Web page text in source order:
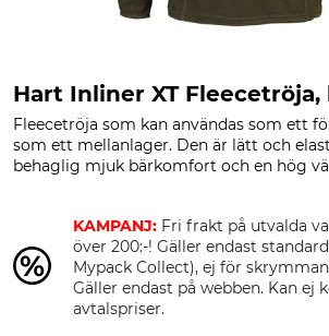
Hart Inliner XT Fleecetröja,
Fleecetröja som kan användas som ett
som ett mellanlager. Den är lätt och
behaglig mjuk bärkomfort och en hög
KAMPANJ: Fri frakt på utvalda
över 200:-! Gäller endast
Mypack Collect), ej för
Gäller endast på webben. Kan ej
avtalspriser.